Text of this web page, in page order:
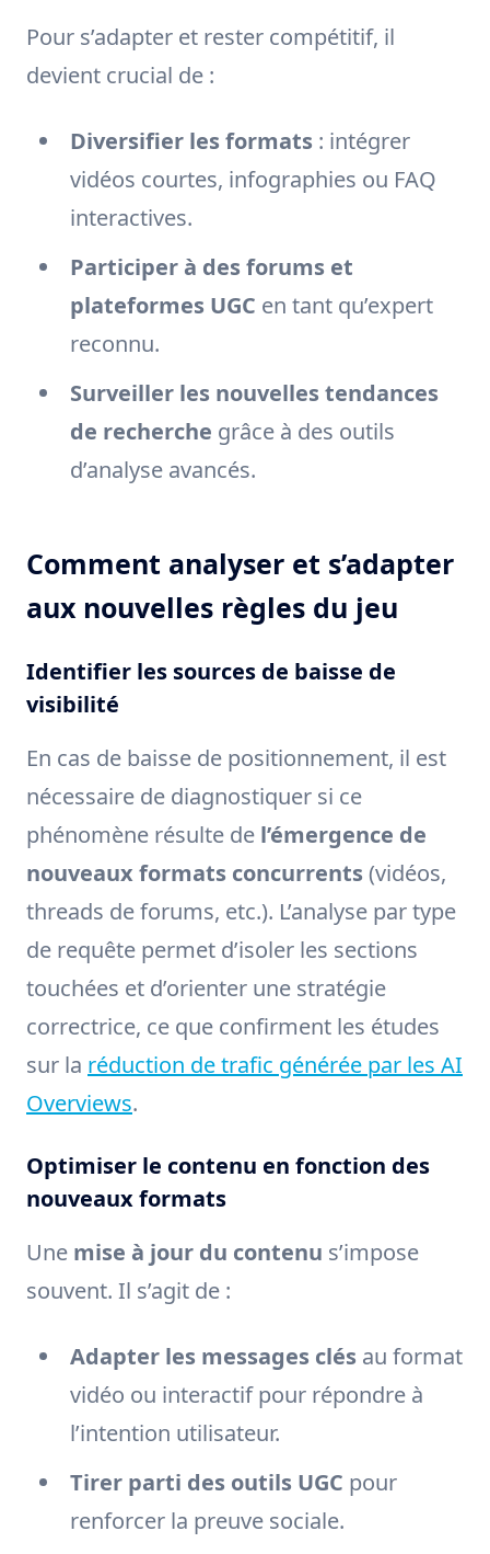
Pour s’adapter et rester compétitif, il
devient crucial de :
Diversifier les formats : intégrer
vidéos courtes, infographies ou FAQ
interactives.
Participer à des forums et
plateformes UGC en tant qu’expert
reconnu.
Surveiller les nouvelles tendances
de recherche grâce à des outils
d’analyse avancés.
Comment analyser et s’adapter
aux nouvelles règles du jeu
Identifier les sources de baisse de
visibilité
En cas de baisse de positionnement, il est
nécessaire de diagnostiquer si ce
phénomène résulte de l’émergence de
nouveaux formats concurrents (vidéos,
threads de forums, etc.). L’analyse par type
de requête permet d’isoler les sections
touchées et d’orienter une stratégie
correctrice, ce que confirment les études
sur la réduction de trafic générée par les AI
Overviews.
Optimiser le contenu en fonction des
nouveaux formats
Une mise à jour du contenu s’impose
souvent. Il s’agit de :
Adapter les messages clés au format
vidéo ou interactif pour répondre à
l’intention utilisateur.
Tirer parti des outils UGC pour
renforcer la preuve sociale.